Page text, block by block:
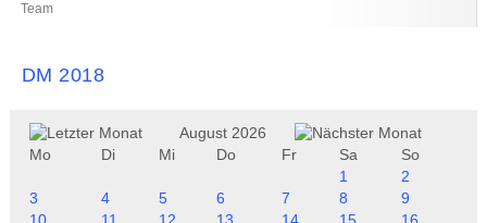
Team
DM 2018
August 2026
Mo
Di Mi Do Fr Sa
So
1
2
3
4 5 6 7 8
9